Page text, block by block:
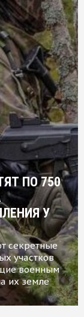
ПО 750
У
секретные
участков
военным
их земле